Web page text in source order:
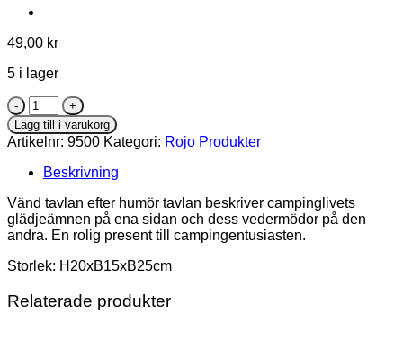
49,00 kr
5 i lager
Tavla
campingliv
mängd
Lägg till i varukorg
Artikelnr: 9500 Kategori: Rojo Produkter
Beskrivning
Vänd tavlan efter humör tavlan beskriver campinglivets
glädjeämnen på ena sidan och dess vedermödor på den
andra. En rolig present till campingentusiasten.
Storlek: H20xB15xB25cm
Relaterade produkter